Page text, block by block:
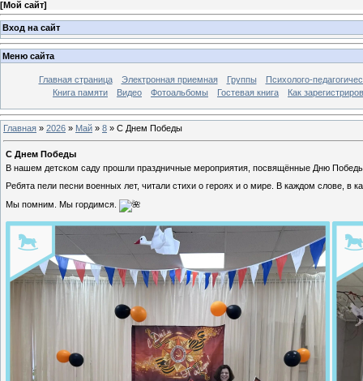
[Мой сайт]
Вход на сайт
Меню сайта
Главная страница Электронная приемная Группы
Психолого-
Книга памяти
Видео Фотоальбомы Гостевая книга Как
Главная » 2026 » Май » 8 » С Днем Победы
С Днем Победы
В нашем детском саду прошли праздничные мероприятия, посвящённые Дню
Ребята пели песни военных лет, читали стихи о героях и о мире. В каждом слове, в
Мы помним. Мы гордимся.